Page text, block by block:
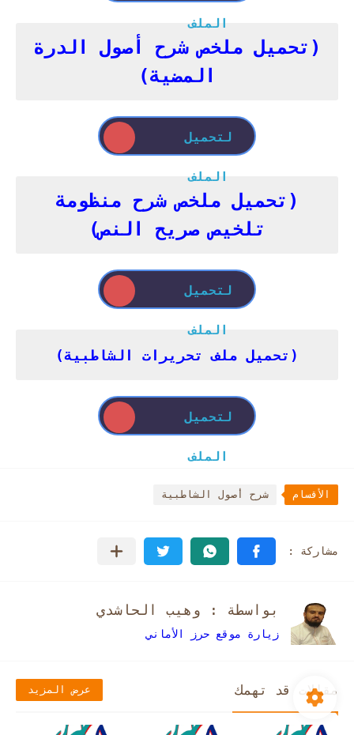
الملف
(تحميل ملخص شرح أصول الدرة
المضية)
لتحميل
الملف
(تحميل ملخص شرح منظومة
تلخيص صريح النص)
لتحميل
الملف
(تحميل ملف تحريرات الشاطبية)
لتحميل
الملف
الأقسام شرح أصول الشاطبية
بواسطة : وهيب الحاشدي
زيارة موقع حرز الأماني
مقالات قد تهمك عرض المزيد